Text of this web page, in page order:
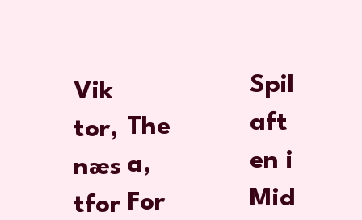
Vik
tor,
næs
tfor
The
a,
For
Spil
aft
en i
Mid